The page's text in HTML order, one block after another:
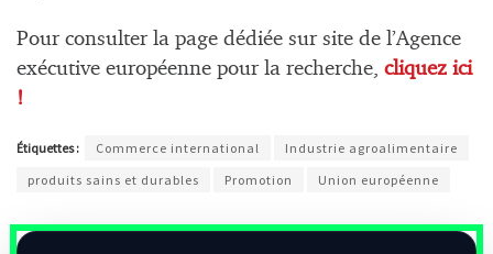
Pour consulter la page dédiée sur site de l’Agence
exécutive européenne pour la recherche, cliquez ici
!
Étiquettes : Commerce international
Industrie agroalimentaire
produits sains et durables
Promotion Union européenne